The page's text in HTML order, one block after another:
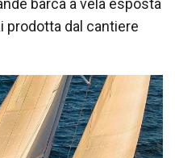
barca a vela esposta
prodotta dal cantiere